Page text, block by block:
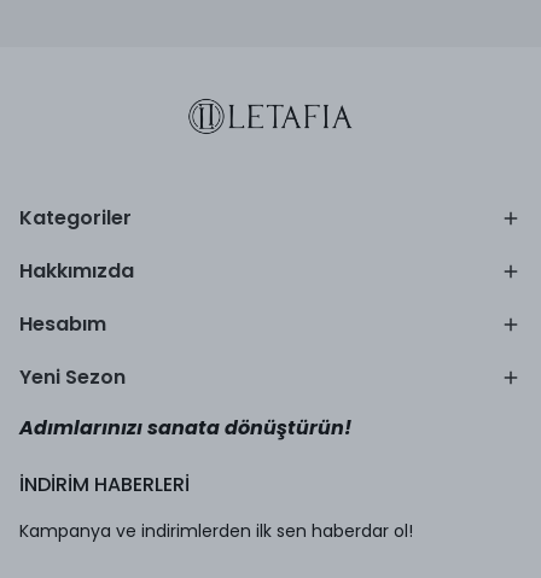
Kategoriler
Hakkımızda
Hesabım
Yeni Sezon
Adımlarınızı sanata dönüştürün!
İNDİRİM HABERLERİ
Kampanya ve indirimlerden ilk sen haberdar ol!